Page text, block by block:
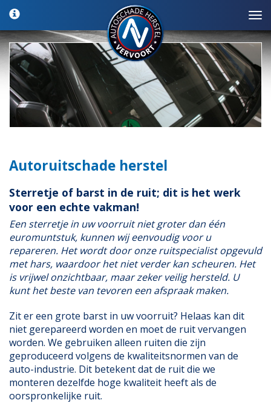
Autoruitschade herstel
Sterretje of barst in de ruit; dit is het werk
voor een echte vakman!
Een sterretje in uw voorruit niet groter dan één
euromuntstuk, kunnen wij eenvoudig voor u
repareren. Het wordt door onze ruitspecialist opgevuld
met hars, waardoor het niet verder kan scheuren. Het
is vrijwel onzichtbaar, maar zeker veilig hersteld. U
kunt het beste van tevoren een afspraak maken.
Zit er een grote barst in uw voorruit? Helaas kan dit
niet gerepareerd worden en moet de ruit vervangen
worden. We gebruiken alleen ruiten die zijn
geproduceerd volgens de kwaliteitsnormen van de
auto-industrie. Dit betekent dat de ruit die we
monteren dezelfde hoge kwaliteit heeft als de
oorspronkelijke ruit.